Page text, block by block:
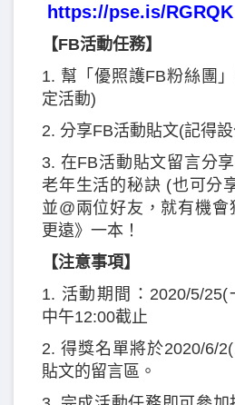
https://pse.is/RGRQK
【FB活動任務】
1. 幫「優照護FB粉絲團
定活動)
2. 分享FB活動貼文(記得
3. 在FB活動貼文留言分
老年生活的秘訣 (也可分
並@兩位好友，就有機會
更遠》一本！
【注意事項】
1. 活動期間：2020/5/25(
中午12:00截止
2. 得獎名單將於2020/6/
貼文的留言區。